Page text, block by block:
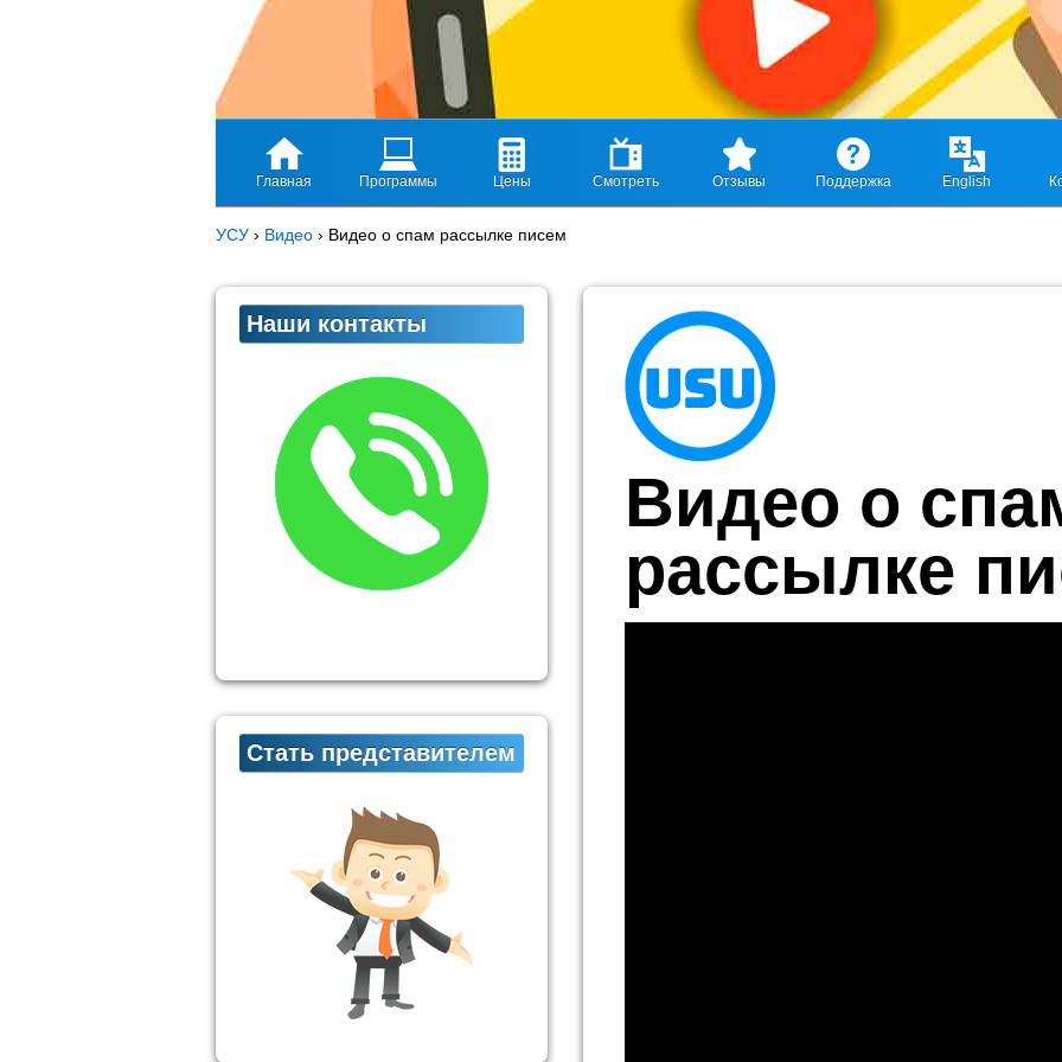
Главная Программы Цены Смотреть Отзывы Поддержка English
УСУ › Видео › Видео о спам рассылке писем
Видео о
рассылке
Наши контакты
Стать представителем